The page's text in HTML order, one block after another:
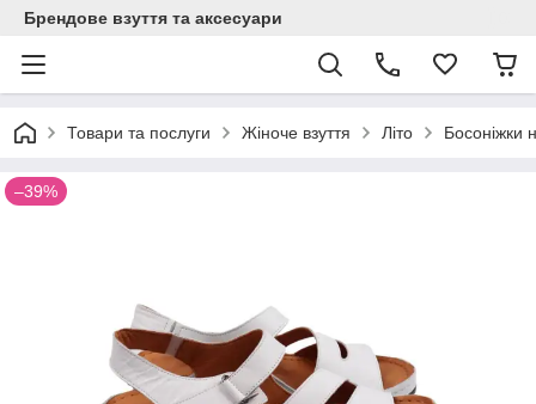
Брендове взуття та аксесуари
Товари та послуги Жіноче взуття Літо Босоніжки
–39%